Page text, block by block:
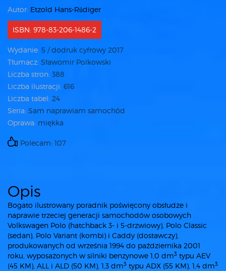
Autor: Etzold Hans-Rüdiger
ISBN: 978-83-206-1486-2
Wydanie: 5 / dodruk cyfrowy 2017
Tłumacz: Sławomir Polkowski
Liczba stron: 388
Liczba ilustracji: 616
Liczba tabel: 24
Seria: Sam naprawiam samochód
Oprawa: miękka
Polecam: 107
Opis
Bogato ilustrowany poradnik poświęcony obsłudze i
naprawie trzeciej generacji samochodów osobowych
Volkswagen Polo (hatchback 3- i 5-drzwiowy), Polo Classic
(sedan), Polo Variant (kombi) i Caddy (dostawczy),
produkowanych od września 1994 do października 2001
roku, wyposażonych w silniki benzynowe 1,0 dm3 typu AEV
(45 KM), ALL i ALD (50 KM), 1,3 dm3 typu ADX (55 KM), 1,4 dm3